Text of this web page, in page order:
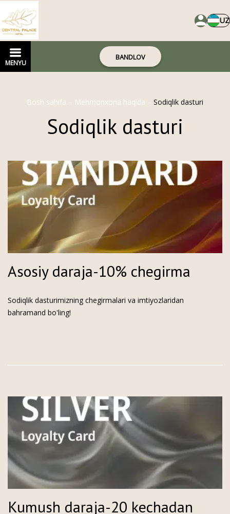
UZ
MENYU
BANDLOV
Bosh sahifa – Mehmonxona haqida – Sodiqlik dasturi
Sodiqlik dasturi
Asosiy daraja-10% chegirma
Sodiqlik dasturimizning chegirmalari va imtiyozlaridan
bahramand bo'ling!
Kumush daraja-20 kechadan